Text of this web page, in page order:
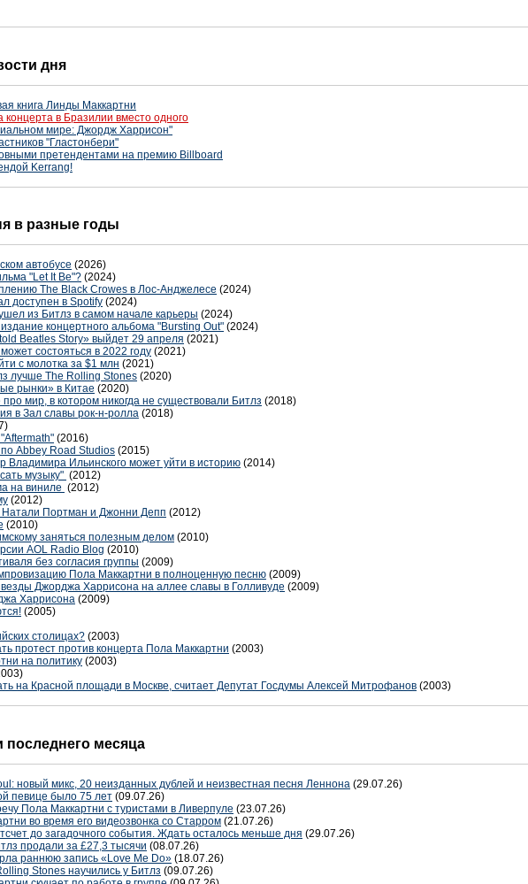
дня
книга Линды Маккартни
в Бразилии вместо одного
мире: Джордж Харрисон"
"Гластонбери"
претендентами на премию Billboard
Kerrang!
в разные годы
автобусе (2026)
"Let It Be"? (2024)
The Black Crowes в Лос-Анджелесе (2024)
доступен в Spotify (2024)
из Битлз в самом начале карьеры (2024)
концертного альбома "Bursting Out" (2024)
Beatles Story» выйдет 29 апреля (2021)
состояться в 2022 году (2021)
с молотка за $1 млн (2021)
лучше The Rolling Stones (2020)
рынки» в Китае (2020)
мир, в котором никогда не существовали Битлз (2018)
в Зал славы рок-н-ролла (2018)
(2016)
Abbey Road Studios (2015)
Владимира Ильинского может уйти в историю (2014)
музыку" (2012)
на виниле (2012)
(2012)
Натали Портман и Джонни Депп (2012)
(2010)
заняться полезным делом (2010)
AOL Radio Blog (2010)
без согласия группы (2009)
Пола Маккартни в полноценную песню (2009)
Джорджа Харрисона на аллее славы в Голливуде (2009)
Харрисона (2009)
(2005)
столицах? (2003)
протест против концерта Пола Маккартни (2003)
на политику (2003)
на Красной площади в Москве, считает Депутат Госдумы Алексей Митрофанов (2003)
месяца
новый микс, 20 неизданных дублей и неизвестная песня Леннона (29.07.26)
певице было 75 лет (09.07.26)
Пола Маккартни с туристами в Ливерпуле (23.07.26)
во время его видеозвонка со Старром (21.07.26)
до загадочного события. Ждать осталось меньше дня (29.07.26)
продали за £27,3 тысячи (08.07.26)
раннюю запись «Love Me Do» (18.07.26)
Stones научились у Битлз (09.07.26)